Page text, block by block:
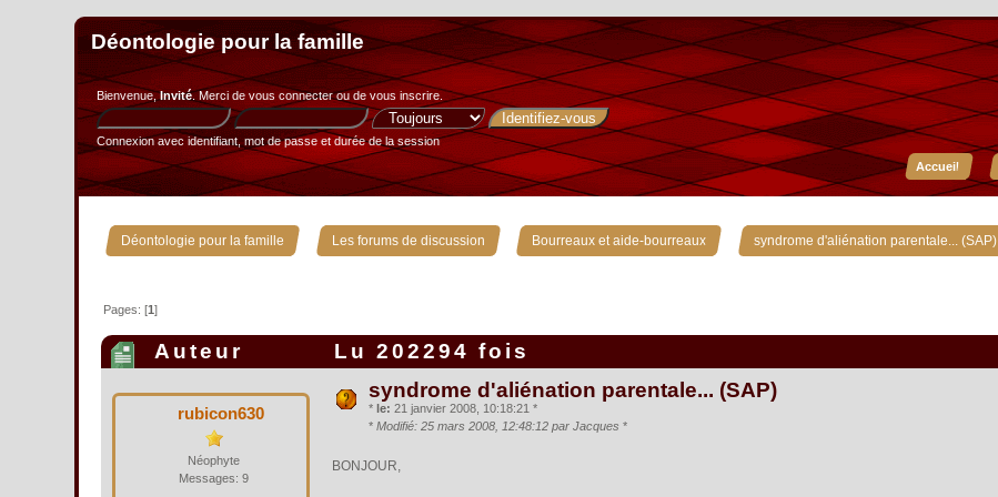
Déontologie pour la famille
Bienvenue,Invité. Merci devous connecterou devous inscrire.
Connexion avec identifiant, mot de passe et durée de la session
Accueil
Déontologie pour la famille » Les forums de discussion » Bourreaux et aide-bourreaux » syndrome d'aliénation parentale... (SAP)
Pages: [1]
Auteur Lu 202294 fois
rubicon630
Néophyte
Messages: 9
syndrome d'aliénation parentale... (SAP)
* le: 21 janvier 2008, 10:18:21 *
* Modifié: 25 mars 2008, 12:48:12 par Jacques *
BONJOUR,